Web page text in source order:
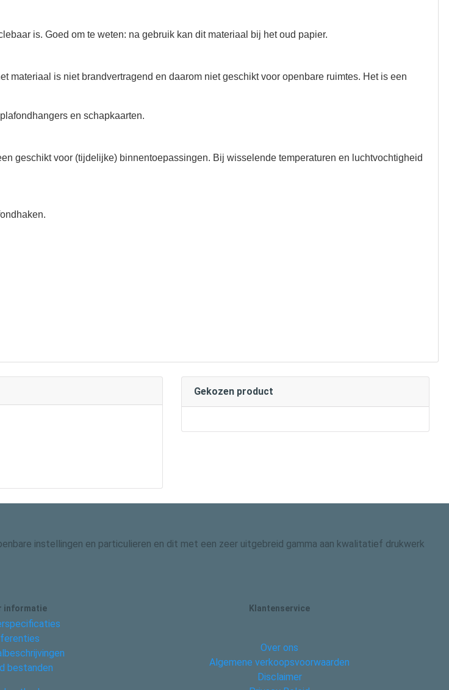
is. Goed om te weten: na gebruik kan dit materiaal bij het oud papier.
is niet brandvertragend en daarom niet geschikt voor openbare ruimtes. Het is een
en schapkaarten.
geschikt voor (tijdelijke) binnentoepassingen. Bij wisselende temperaturen en luchtvochtigheid
Gekozen product
instellingen en particulieren en dit met een zeer uitgebreid gamma aan kwalitatief drukwerk
informatie Klantenservice
bestanden
Over ons
Algemene verkoopsvoorwaarden
Disclaimer